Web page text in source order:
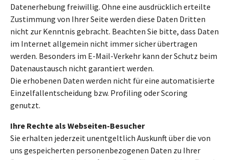
Datenerhebung freiwillig. Ohne eine ausdrücklich erteilte
Zustimmung von Ihrer Seite werden diese Daten Dritten
nicht zur Kenntnis gebracht. Beachten Sie bitte, dass Daten
im Internet allgemein nicht immer sicher übertragen
werden. Besonders im E-Mail-Verkehr kann der Schutz beim
Datenaustausch nicht garantiert werden.
Die erhobenen Daten werden nicht für eine automatisierte
Einzelfallentscheidung bzw. Profiling oder Scoring
genutzt.
Ihre Rechte als Webseiten-Besucher
Sie erhalten jederzeit unentgeltlich Auskunft über die von
uns gespeicherten personenbezogenen Daten zu Ihrer